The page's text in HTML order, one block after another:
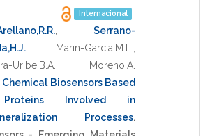
Internacional
Serrano-
Marin-Garcia,M.L.
Uribe,B.A.
Moreno,A.
Chemical Biosensors Based
Involved in
Processes.